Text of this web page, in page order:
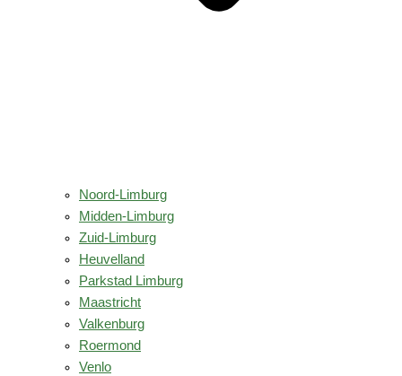
Noord-Limburg
Midden-Limburg
Zuid-Limburg
Heuvelland
Parkstad Limburg
Maastricht
Valkenburg
Roermond
Venlo